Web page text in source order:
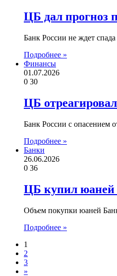
ЦБ дал прогноз
Банк России не ждет
Подробнее »
Финансы
01.07.2026
0 30
ЦБ
Банк России с опасением
Подробнее »
Банки
26.06.2026
0 36
ЦБ купил юаней
Объем покупки юаней
Подробнее »
1
2
3
»